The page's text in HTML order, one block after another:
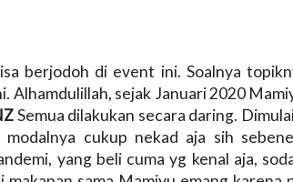
berjodoh di event ini. Soalnya
Alhamdulillah, sejak Januari 2020
Semua dilakukan secara daring.
cukup nekad aja sih
yang beli cuma yg kenal aja,